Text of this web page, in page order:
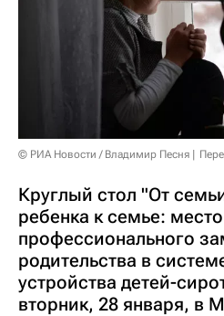
© РИА Новости / Владимир Песня
Круглый стол "От
ребенка к семье: место
профессионального
родительства в
устройства детей-
вторник, 28 января, в